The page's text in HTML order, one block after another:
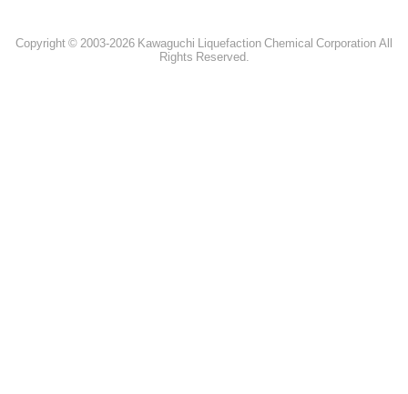
Copyright © 2003-2026 Kawaguchi Liquefaction Chemical Corporation All
Rights Reserved.